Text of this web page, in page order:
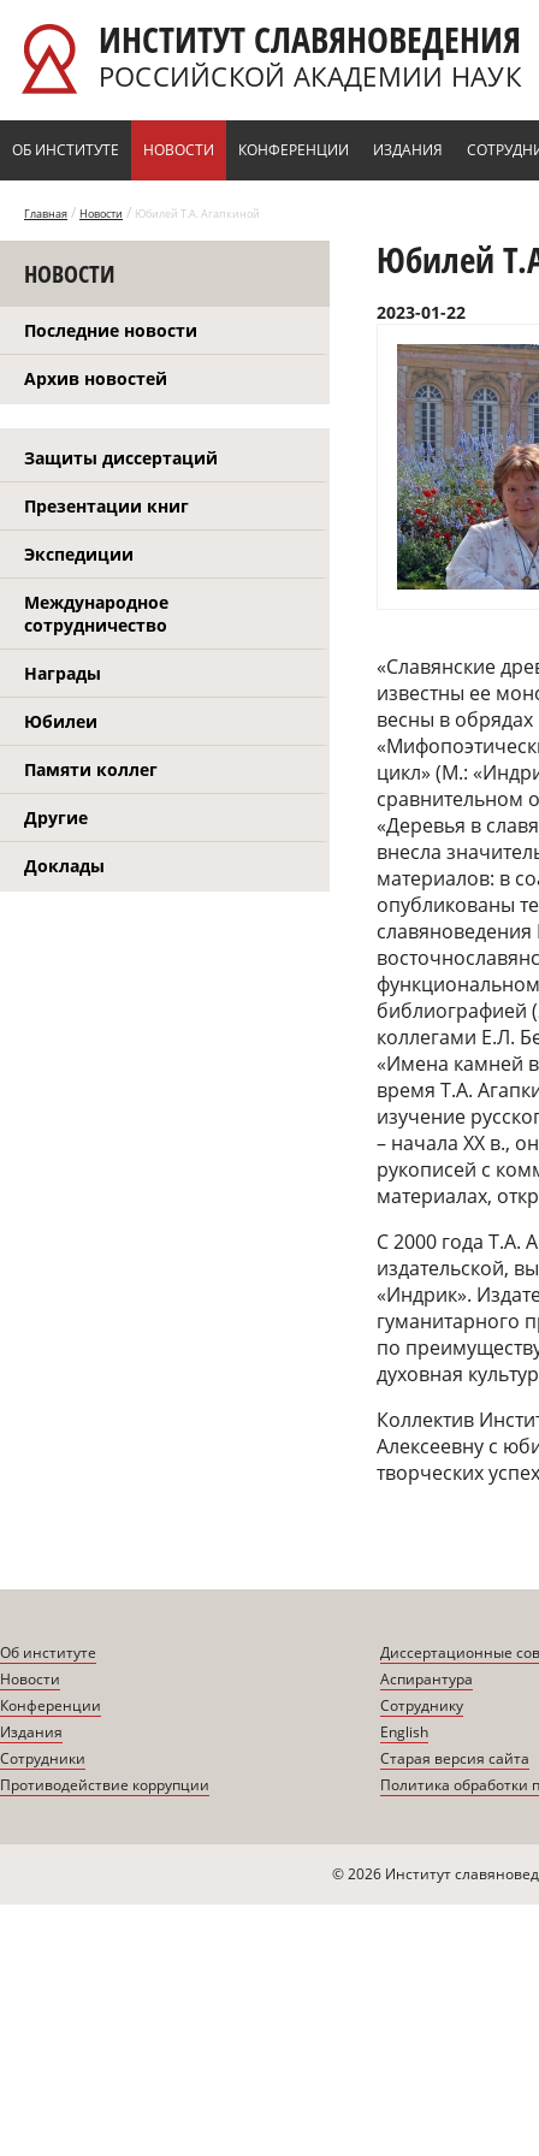
ИНСТИТУТ СЛАВЯНОВЕДЕНИЯ
РОССИЙСКОЙ АКАДЕМИИ НАУК
ОБ ИНСТИТУТЕ НОВОСТИ КОНФЕРЕНЦИИ ИЗДАНИЯ
Главная / Новости / Юбилей Т.А. Агапкиной
НОВОСТИ
Последние новости
Архив новостей
Защиты диссертаций
Презентации книг
Экспедиции
Международное
сотрудничество
Награды
Юбилеи
Памяти коллег
Другие
Доклады
Юбилей
2023-01-22
«Славянские
известны ее
весны в
цикл» (М.:
сравнительном
«Деревья в
внесла
материалов: в
опубликованы
библиографией
коллегами Е.Л.
«Имена камней
время Т.А.
изучение
– начала XX в.,
рукописей с
материалах,
С 2000 года Т.А.
издательской,
«Индрик».
гуманитарного
по
духовная
Коллектив
Алексеевну с
творческих
Об институте
Новости
Конференции
Издания
Сотрудники
Противодействие коррупции
Диссертационные
Аспирантура
Сотруднику
English
Старая версия сайта
Политика обработки
© 2026 Институт